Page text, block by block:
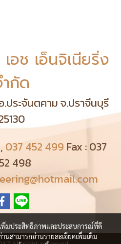
อช เอ็นจิเนียริ่ง
กัด
.ประจันตคาม จ.ปราจีนบุรี
, 037 452 499 Fax : 037
498
พิ่มประสิทธิภาพและประสบการณ์ที่ดี
นสามารถอ่านรายละเอียดเพิ่มเติม